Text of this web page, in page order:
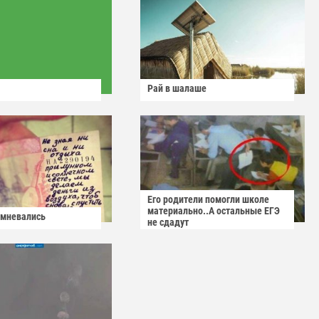
Рай в шалаше
Его родители помогли школе
материально..А остальные ЕГЭ
не сдадут